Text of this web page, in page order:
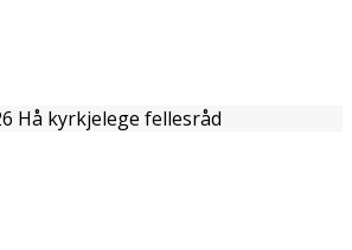
Hå kyrkjelege fellesråd